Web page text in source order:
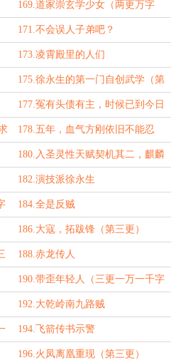
月末月票！）
169.道家崇玄学少女（两更万字
到！）
171.不会误人子弟吧？
173.凌霄殿里的人们
175.徐永生的第一门自创武学（第
三更）
177.冤有头债有主，时候已到今日
就报！（第五更）
178.五年，血气方刚依旧不能忍
180.入圣灵性天赋契机其二，麒麟
石（三更一万六千字到，求月票！）
182.演技派徐永生
184.全是反贼
186.大寇，拓跋锋（第三更）
188.赤龙传人
190.带歪年轻人（三更一万一千字
到！）
192.大乾岭南九路贼
194.飞箭传书示警
196.火凤离凰重现（第三更）